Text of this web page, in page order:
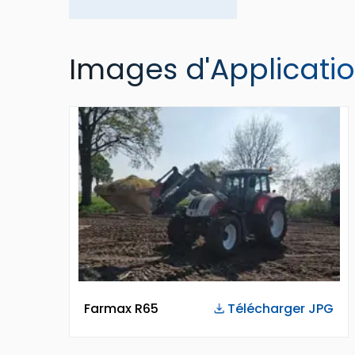
Images
Farmax R65 Télécharger JPG